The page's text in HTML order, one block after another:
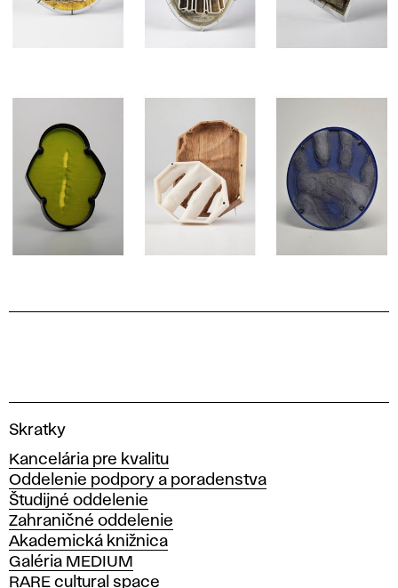
V
s
o
k
á
š
k
Skratky
Kancelária pre kvalitu
Oddelenie podpory a poradenstva
Študijné oddelenie
Zahraničné oddelenie
Akademická knižnica
Galéria MEDIUM
RARE cultural space